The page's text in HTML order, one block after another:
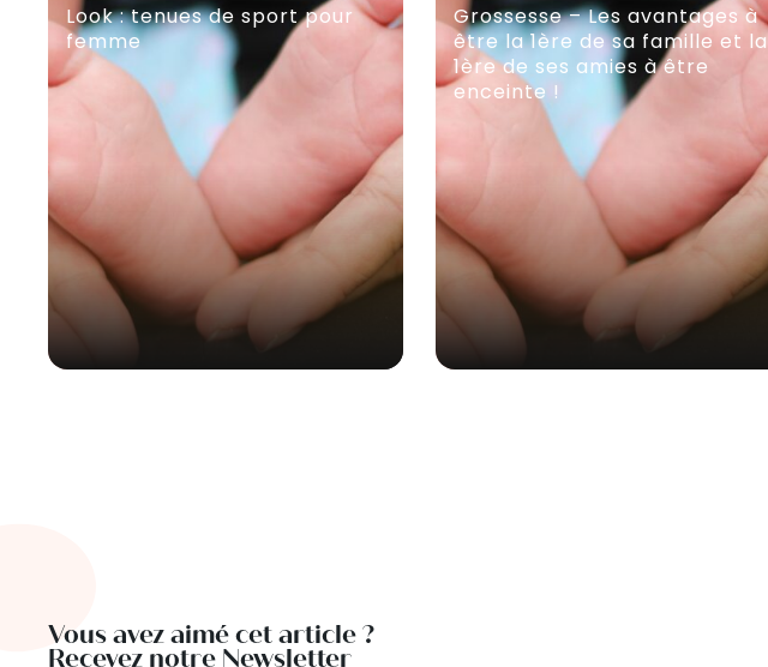
Look : tenues de sport pour
femme
Grossesse – Les avantages à
être la 1ère de sa famille et la
1ère de ses amies à être
enceinte !
Vous avez aimé cet article ?
Recevez notre Newsletter